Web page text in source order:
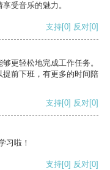
受音乐的魅力。
支持[0] 反对[0]
更轻松地完成工作任务。
前下班，有更多的时间陪
支持[0] 反对[0]
习啦！
支持[0] 反对[0]